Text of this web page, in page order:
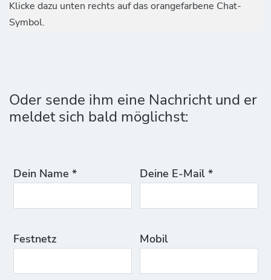
Klicke dazu unten rechts auf das orangefarbene Chat-
Symbol.
Oder sende ihm eine Nachricht und er
meldet sich bald möglichst:
Dein Name * Deine E-Mail *
Festnetz Mobil